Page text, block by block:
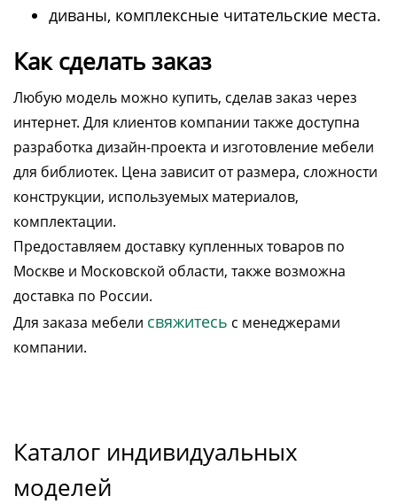
диваны, комплексные читательские места.
Как сделать заказ
Любую модель можно купить, сделав заказ через
интернет. Для клиентов компании также доступна
разработка дизайн-проекта и изготовление мебели
для библиотек. Цена зависит от размера, сложности
конструкции, используемых материалов,
комплектации.
Предоставляем доставку купленных товаров по
Москве и Московской области, также возможна
доставка по России.
Для заказа мебели свяжитесь с менеджерами
компании.
Каталог индивидуальных
моделей